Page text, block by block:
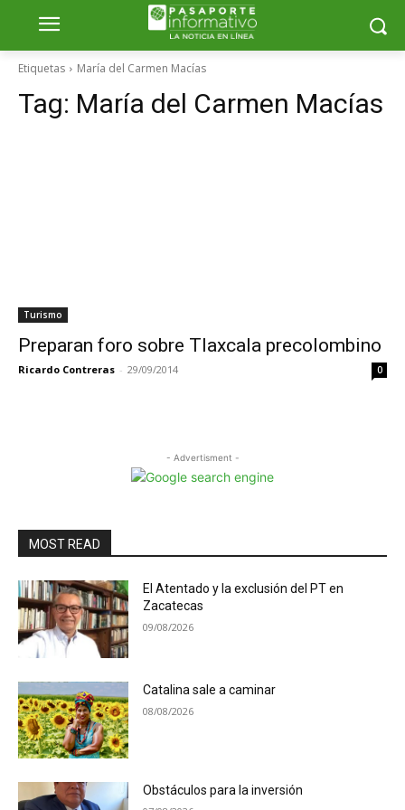
Etiquetas María del Carmen Macías
Tag: María del Carmen Macías
Turismo
Preparan foro sobre Tlaxcala precolombino
Ricardo Contreras - 29/09/2014 0
- Advertisment -
MOST READ
El Atentado y la exclusión del PT en
Zacatecas
09/08/2026
Catalina sale a caminar
08/08/2026
Obstáculos para la inversión